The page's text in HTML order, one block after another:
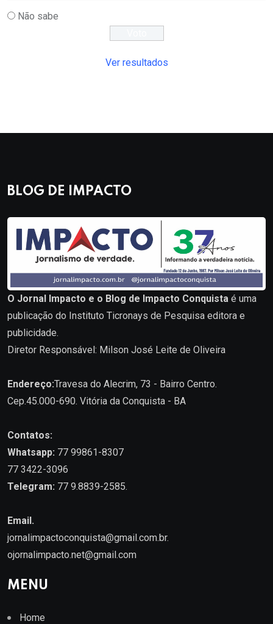
Não sabe
Ver resultados
BLOG DE IMPACTO
O Jornal Impacto e o Blog de Impacto Conquista é uma
publicação do Instituto Ticronays de Pesquisa editora e
publicidade.
Diretor Responsável: Milson José Leite de Oliveira
Endereço:Travesa do Alecrim, 73 - Bairro Centro.
Cep.45.000-690. Vitória da Conquista - BA
Contatos:
Whatsapp: 77 99861-8307
77 3422-3096
Telegram: 77 9.8839-2585.
Email.
jornalimpactoconquista@gmail.com.br.
ojornalimpacto.net@gmail.com
MENU
Home